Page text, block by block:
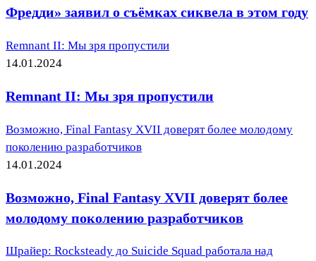
Фредди» заявил о съёмках сиквела в этом году
Remnant II: Мы зря пропустили
14.01.2024
Remnant II: Мы зря пропустили
Возможно, Final Fantasy XVII доверят более молодому
поколению разработчиков
14.01.2024
Возможно, Final Fantasy XVII доверят более
молодому поколению разработчиков
Шрайер: Rocksteady до Suicide Squad работала над